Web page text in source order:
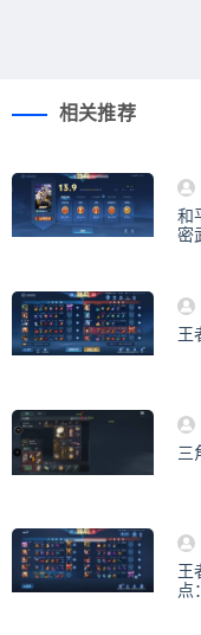
相关推荐
和
密
王
三
王
点